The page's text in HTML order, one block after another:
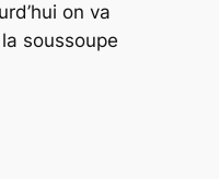
on va
soussoupe